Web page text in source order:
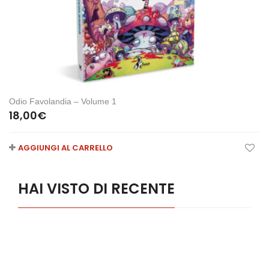
Odio Favolandia – Volume 1
18,00€
AGGIUNGI AL CARRELLO
HAI VISTO DI RECENTE